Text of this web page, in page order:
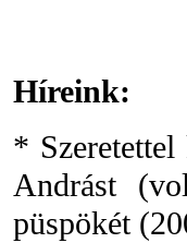
Híreink:
* Szeretettel
Andrást
püspökét